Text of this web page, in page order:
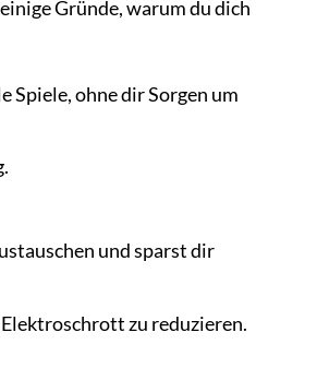
Gründe, warum du dich
Spiele, ohne dir Sorgen um
und sparst dir
zu reduzieren.